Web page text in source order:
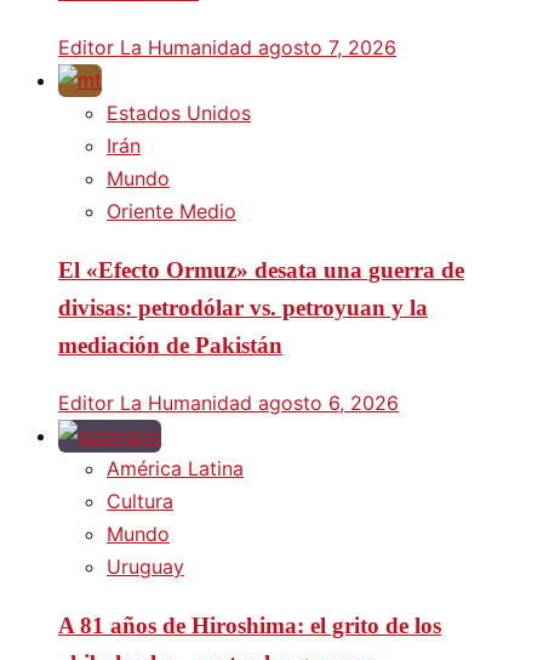
Editor La Humanidad agosto 7, 2026
Estados Unidos
Irán
Mundo
Oriente Medio
El «Efecto Ormuz» desata una guerra de
divisas: petrodólar vs. petroyuan y la
mediación de Pakistán
Editor La Humanidad agosto 6, 2026
América Latina
Cultura
Mundo
Uruguay
A 81 años de Hiroshima: el grito de los